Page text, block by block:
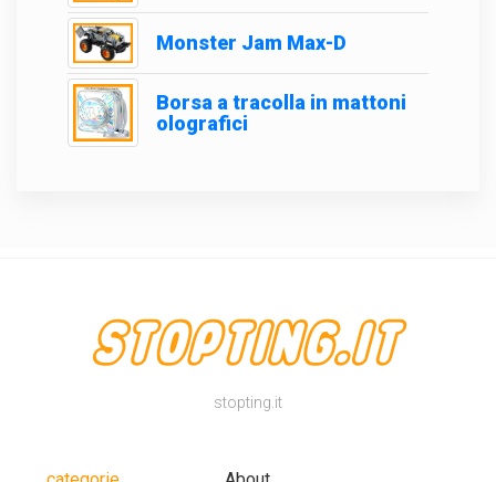
Monster Jam Max-D
Borsa a tracolla in mattoni
olografici
stopting.it